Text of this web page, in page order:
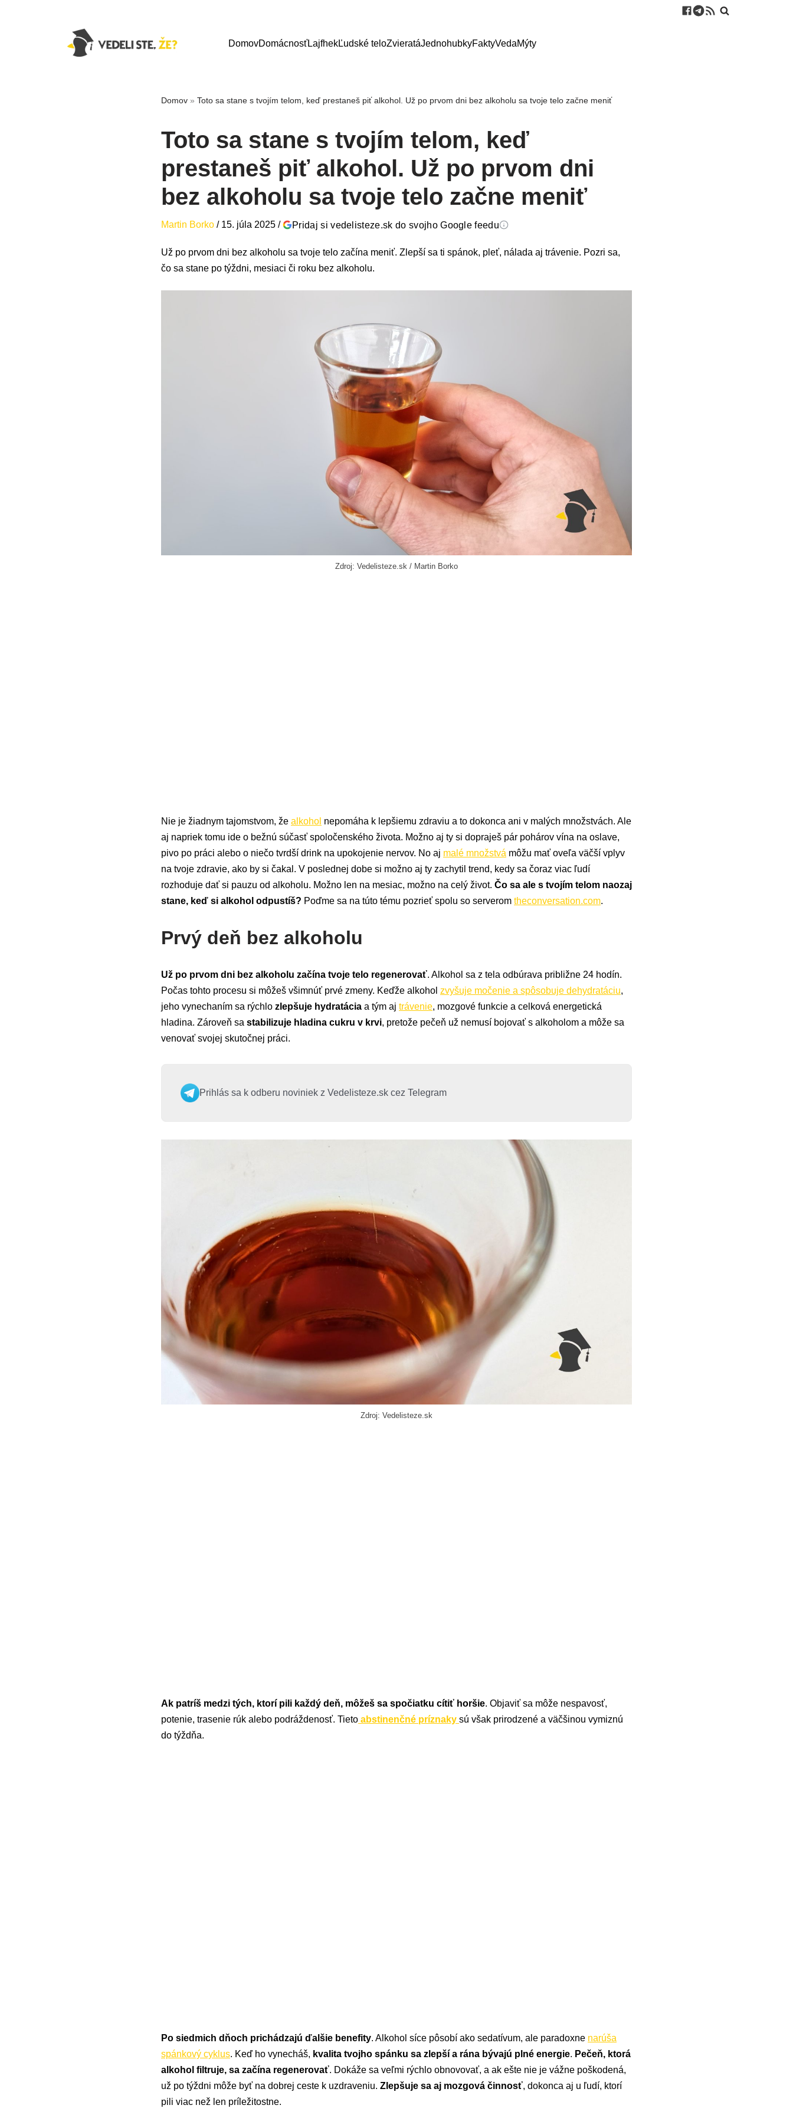
DomovDomácnosťLajfhekĽudské teloZvieratáJednohubkyFaktyVedaMýty
Domov » Toto sa stane s tvojím telom, keď prestaneš piť alkohol. Už po prvom dni bez alkoholu sa tvoje telo začne meniť
Toto sa stane s tvojím telom, keď
prestaneš piť alkohol. Už po prvom dni
bez alkoholu sa tvoje telo začne meniť
Martin Borko / 15. júla 2025 / Pridaj si vedelisteze.sk do svojho Google feedu
Už po prvom dni bez alkoholu sa tvoje telo začína meniť. Zlepší sa ti spánok, pleť, nálada aj trávenie. Pozri sa,
čo sa stane po týždni, mesiaci či roku bez alkoholu.
Zdroj: Vedelisteze.sk / Martin Borko
Nie je žiadnym tajomstvom, že alkohol nepomáha k lepšiemu zdraviu a to dokonca ani v malých množstvách. Ale
aj napriek tomu ide o bežnú súčasť spoločenského života. Možno aj ty si dopraješ pár pohárov vína na oslave,
pivo po práci alebo o niečo tvrdší drink na upokojenie nervov. No aj malé množstvá môžu mať oveľa väčší vplyv
na tvoje zdravie, ako by si čakal. V poslednej dobe si možno aj ty zachytil trend, kedy sa čoraz viac ľudí
rozhoduje dať si pauzu od alkoholu. Možno len na mesiac, možno na celý život. Čo sa ale s tvojím telom naozaj
stane, keď si alkohol odpustíš? Poďme sa na túto tému pozrieť spolu so serverom theconversation.com.
Prvý deň bez alkoholu
Už po prvom dni bez alkoholu začína tvoje telo regenerovať. Alkohol sa z tela odbúrava približne 24 hodín.
Počas tohto procesu si môžeš všimnúť prvé zmeny. Keďže alkohol zvyšuje močenie a spôsobuje dehydratáciu,
jeho vynechaním sa rýchlo zlepšuje hydratácia a tým aj trávenie, mozgové funkcie a celková energetická
hladina. Zároveň sa stabilizuje hladina cukru v krvi, pretože pečeň už nemusí bojovať s alkoholom a môže sa
venovať svojej skutočnej práci.
Prihlás sa k odberu noviniek z Vedelisteze.sk cez Telegram
Zdroj: Vedelisteze.sk
Ak patríš medzi tých, ktorí pili každý deň, môžeš sa spočiatku cítiť horšie. Objaviť sa môže nespavosť,
potenie, trasenie rúk alebo podráždenosť. Tieto abstinenčné príznaky sú však prirodzené a väčšinou vymiznú
do týždňa.
Po siedmich dňoch prichádzajú ďalšie benefity. Alkohol síce pôsobí ako sedatívum, ale paradoxne narúša
spánkový cyklus. Keď ho vynecháš, kvalita tvojho spánku sa zlepší a rána bývajú plné energie. Pečeň, ktorá
alkohol filtruje, sa začína regenerovať. Dokáže sa veľmi rýchlo obnovovať, a ak ešte nie je vážne poškodená,
už po týždni môže byť na dobrej ceste k uzdraveniu. Zlepšuje sa aj mozgová činnosť, dokonca aj u ľudí, ktorí
pili viac než len príležitostne.